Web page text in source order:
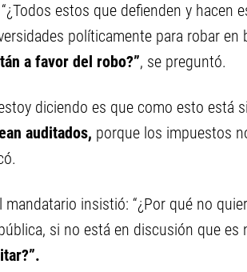
estos que defienden y hacen
políticamente para robar
a favor del robo?”, se preguntó.
diciendo es que como esto está
auditados, porque los impuestos
mandatario insistió: “¿Por qué no
si no está en discusión que es